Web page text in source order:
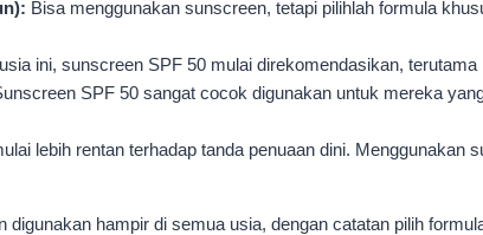
Bisa menggunakan sunscreen, tetapi pilihlah formula
ini, sunscreen SPF 50 mulai direkomendasikan,
SPF 50 sangat cocok digunakan untuk mereka
lebih rentan terhadap tanda penuaan dini.
digunakan hampir di semua usia, dengan catatan pilih